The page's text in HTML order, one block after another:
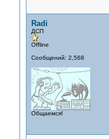
Radi
ДСП
Offline
Сообщений: 2,568
Общаемся!